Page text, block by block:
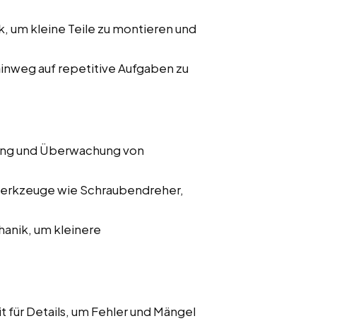
kleine Teile zu montieren und
auf repetitive Aufgaben zu
und Überwachung von
wie Schraubendreher,
um kleinere
Details, um Fehler und Mängel